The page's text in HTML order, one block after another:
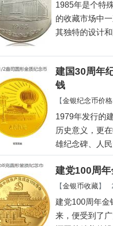
1985年是个特
的收藏市场中
其独特的设计
建国30周年
钱
【金银纪念币价
1979年发行的
历史意义，更
雄纪念碑、人
建党100周
【金银币收藏】
建党100周年金
来，便受到了